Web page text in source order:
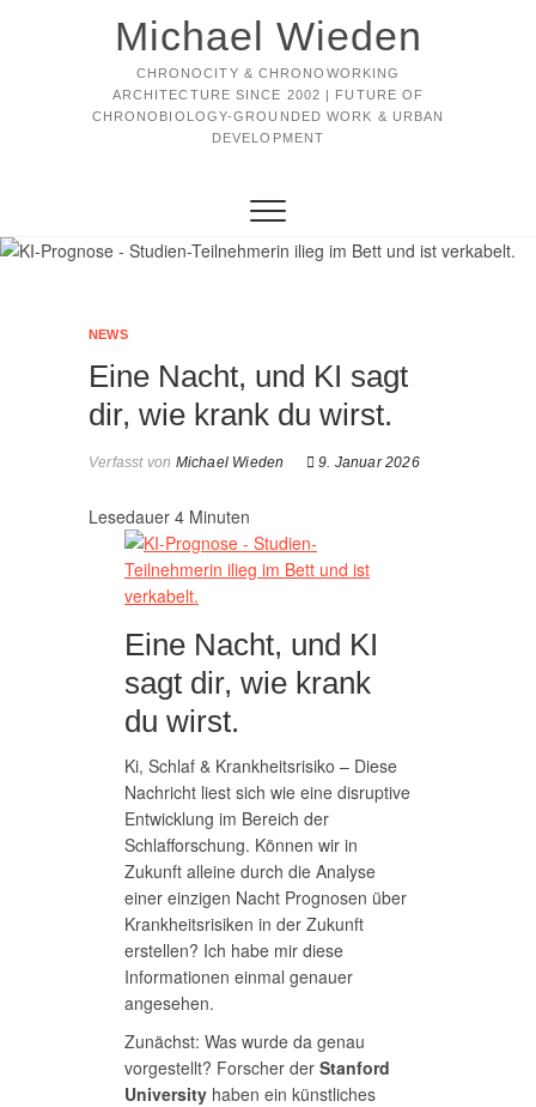
Michael Wieden
CHRONOCITY & CHRONOWORKING
ARCHITECTURE SINCE 2002 | FUTURE OF
CHRONOBIOLOGY-GROUNDED WORK & URBAN
DEVELOPMENT
NEWS
Eine Nacht, und KI sagt
dir, wie krank du wirst.
Verfasst von Michael Wieden 9. Januar 2026
Lesedauer 4 Minuten
Eine Nacht, und KI
sagt dir, wie krank
du wirst.
Ki, Schlaf & Krankheitsrisiko – Diese
Nachricht liest sich wie eine disruptive
Entwicklung im Bereich der
Schlafforschung. Können wir in
Zukunft alleine durch die Analyse
einer einzigen Nacht Prognosen über
Krankheitsrisiken in der Zukunft
erstellen? Ich habe mir diese
Informationen einmal genauer
angesehen.
Zunächst: Was wurde da genau
vorgestellt? Forscher der Stanford
University haben ein künstliches